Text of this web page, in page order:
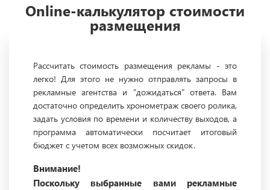
Online-калькулятор стоимости
размещения
Рассчитать стоимость размещения рекламы - это
легко! Для этого не нужно отправлять запросы в
рекламные агентства и "дожидаться" ответа. Вам
достаточно определить хронометраж своего ролика,
задать условия по времени и количеству выходов, а
программа автоматически посчитает итоговый
бюджет с учетом всех возможных скидок.
Внимание!
Поскольку выбранные вами рекламные